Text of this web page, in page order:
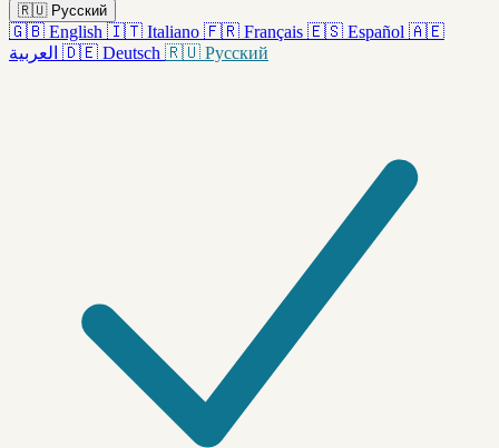
🇷🇺 Русский
🇬🇧 English 🇮🇹 Italiano 🇫🇷 Français 🇪🇸 Español 🇦🇪
العربية 🇩🇪 Deutsch 🇷🇺 Русский